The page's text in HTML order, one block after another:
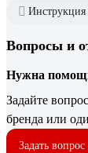
Вопросы и
Нужна
Задайте
бренда или
Задать вопрос